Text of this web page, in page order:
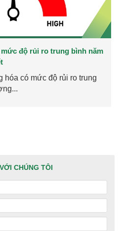
độ rủi ro trung bình năm
hóa có mức độ rủi ro trung
CHÚNG TÔI